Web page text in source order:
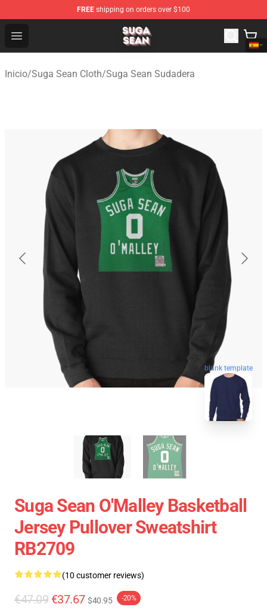
FREE shipping on orders over $100
Open menu
Suga Sean Shop - Official Suga Sean Merchandise Store
Inicio/Suga Sean Cloth/Suga Sean Sudadera
blank template
Suga Sean O'Malley Basketball
Jersey Pullover Sweatshirt
RB2709
(10 customer reviews)
€47.09 €37.67 $40.95 -20%